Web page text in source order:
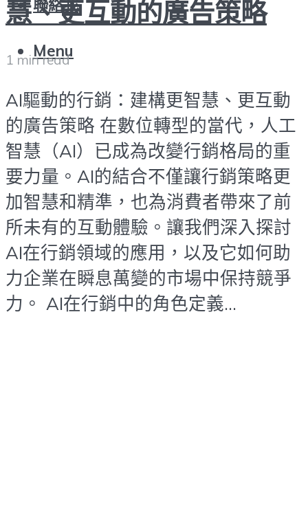
聯絡我
Menu
慧、更互動的廣告策略
1 min read
AI驅動的行銷：建構更智慧、更互動
的廣告策略 在數位轉型的當代，人工
智慧（AI）已成為改變行銷格局的重
要力量。AI的結合不僅讓行銷策略更
加智慧和精準，也為消費者帶來了前
所未有的互動體驗。讓我們深入探討
AI在行銷領域的應用，以及它如何助
力企業在瞬息萬變的市場中保持競爭
力。 AI在行銷中的角色定義...